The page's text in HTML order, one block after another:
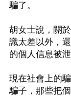
騙了。
胡女士說，關
識太差以外，
的個人信息被
現在社會上的
騙子，那些把